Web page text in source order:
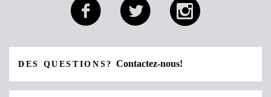
DES QUESTIONS?Contactez-nous!